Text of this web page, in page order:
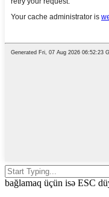
bağlamaq üçün isə ESC